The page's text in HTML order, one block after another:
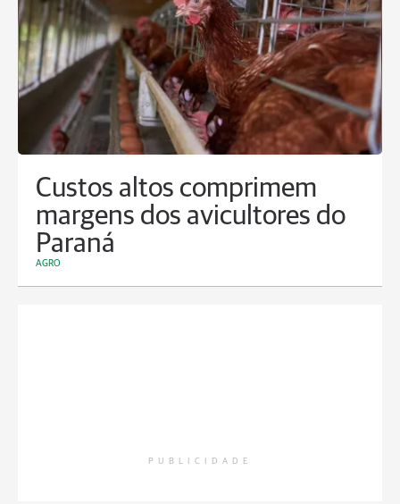
Custos altos comprimem
margens dos avicultores do
Paraná
AGRO
PUBLICIDADE